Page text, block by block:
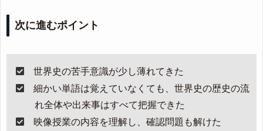
次に進むポイント
世界史の苦手意識が少し薄れてきた
細かい単語は覚えていなくても、世界史の歴史の流
れ全体や出来事はすべて把握できた
映像授業の内容を理解し、確認問題も解けた